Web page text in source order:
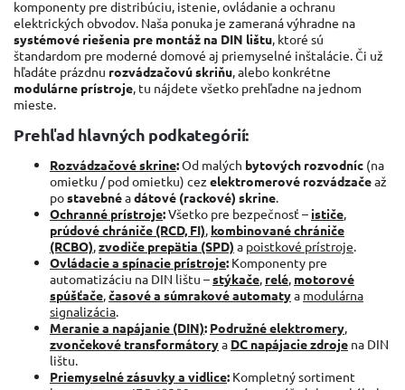
komponenty pre distribúciu, istenie, ovládanie a ochranu
elektrických obvodov. Naša ponuka je zameraná výhradne na
systémové riešenia pre montáž na DIN lištu, ktoré sú
štandardom pre moderné domové aj priemyselné inštalácie. Či už
hľadáte prázdnu rozvádzačovú skriňu, alebo konkrétne
modulárne prístroje, tu nájdete všetko prehľadne na jednom
mieste.
Prehľad hlavných podkategórií:
Rozvádzačové skrine:Od malých bytových rozvodníc (na
omietku / pod omietku) cez elektromerové rozvádzačeaž
postavebnéadátové (rackové) skrine.
Ochranné prístroje:Všetko pre bezpečnosť – ističe,
prúdové chrániče (RCD, FI), kombinované chrániče
(RCBO),zvodiče prepätia (SPD) a poistkové prístroje.
Ovládacie a spínacie prístroje: Komponenty pre
automatizáciu na DIN lištu –stýkače, relé, motorové
spúšťače,časové a súmrakové automatya modulárna
signalizácia.
Meranie a napájanie (DIN): Podružné elektromery,
zvončekové transformátorya DC napájacie zdroje na DIN
lištu.
Priemyselné zásuvky a vidlice: Kompletný sortiment